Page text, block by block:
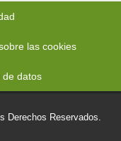
las cookies
de datos
Derechos Reservados.